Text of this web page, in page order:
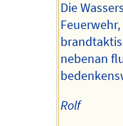
Die
nebenan
Rolf